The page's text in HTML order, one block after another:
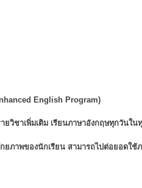
English Program)
ยวิชาเพิ่มเติม เรียนภาษาอังกฤษทุกวันใน
ยภาพของนักเรียน สามารถไปต่อยอดใช้